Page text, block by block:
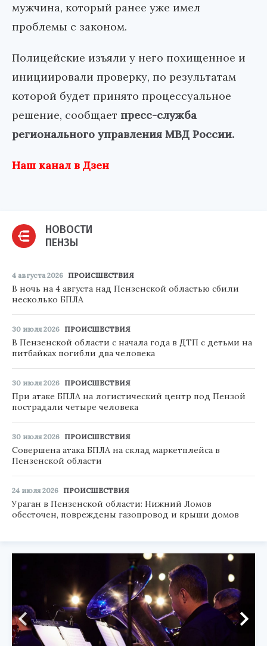
мужчина, который ранее уже имел
проблемы с законом.
Полицейские изъяли у него похищенное и
инициировали проверку, по результатам
которой будет принято процессуальное
решение, сообщает пресс-служба
регионального управления МВД России.
Наш канал в Дзен
НОВОСТИ
ПЕНЗЫ
4 августа 2026 ПРОИСШЕСТВИЯ
В ночь на 4 августа над Пензенской областью сбили
несколько БПЛА
30 июля 2026 ПРОИСШЕСТВИЯ
В Пензенской области с начала года в ДТП с детьми на
питбайках погибли два человека
30 июля 2026 ПРОИСШЕСТВИЯ
При атаке БПЛА на логистический центр под Пензой
пострадали четыре человека
30 июля 2026 ПРОИСШЕСТВИЯ
Совершена атака БПЛА на склад маркетплейса в
Пензенской области
24 июля 2026 ПРОИСШЕСТВИЯ
Ураган в Пензенской области: Нижний Ломов
обесточен, повреждены газопровод и крыши домов